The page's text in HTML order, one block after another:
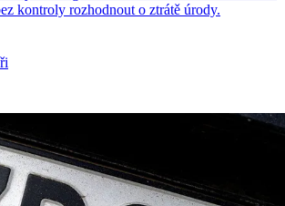
kontroly rozhodnout o ztrátě úrody.